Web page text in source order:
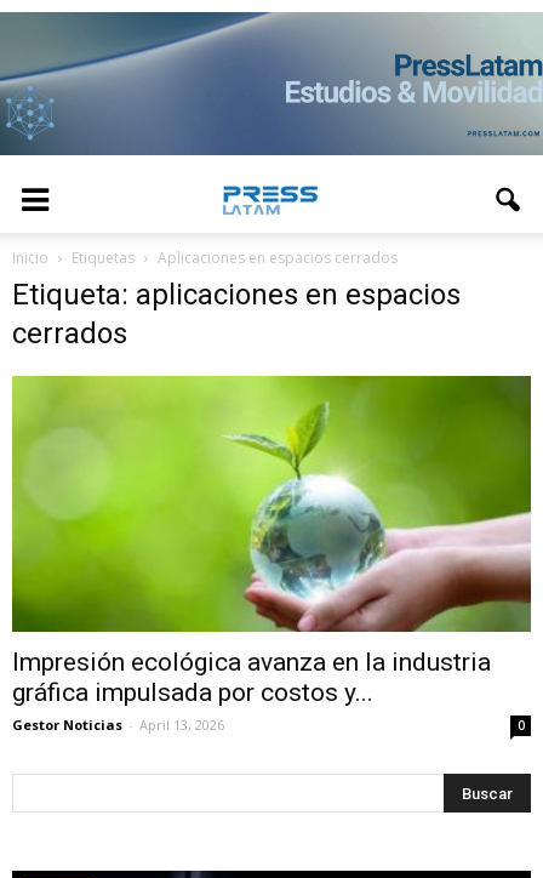
Inicio Etiquetas Aplicaciones en espacios cerrados
Etiqueta: aplicaciones en espacios
cerrados
Impresión ecológica avanza en la industria
gráfica impulsada por costos y...
Gestor Noticias - April 13, 2026 0